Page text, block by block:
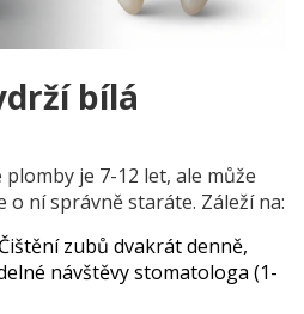
bílá
je 7-12 let, ale může
o ní správně staráte. Záleží na:
Čištění zubů dvakrát denně,
návštěvy stomatologa (1-